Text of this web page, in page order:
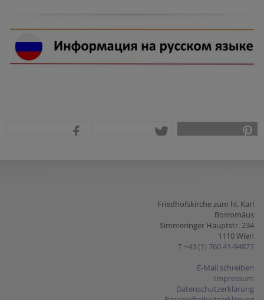
Friedhofskirche zum hl. Karl
Borromäus
Simmeringer Hauptstr. 234
1110 Wien
T +43 (1) 760 41-94877
E-Mail schreiben
Impressum
Datenschutzerklärung